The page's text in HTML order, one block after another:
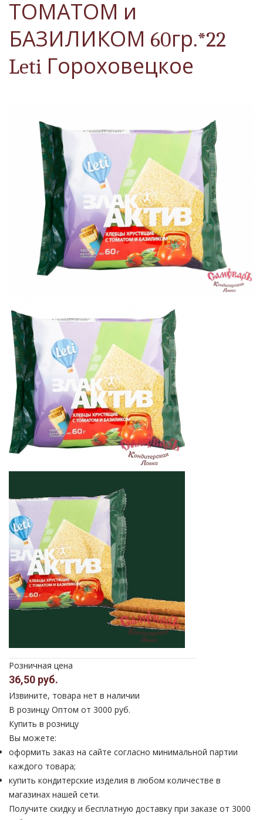
ТОМАТОМ и
БАЗИЛИКОМ 60гр.*22
Leti Гороховецкое
Розничная цена
36,50 руб.
Извините, товара нет в наличии
В розинцу Оптом от 3000 руб.
Купить в розницу
Вы можете:
оформить заказ на сайте согласно минимальной партии
каждого товара;
купить кондитерские изделия в любом количестве в
магазинах нашей сети.
Получите скидку и бесплатную доставку при заказе от 3000